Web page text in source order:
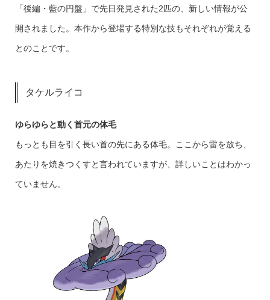
「後編・藍の円盤」で先日発見された2匹の、新しい情報が公
開されました。本作から登場する特別な技もそれぞれが覚える
とのことです。
タケルライコ
ゆらゆらと動く首元の体毛
もっとも目を引く長い首の先にある体毛。ここから雷を放ち、
あたりを焼きつくすと言われていますが、詳しいことはわかっ
ていません。